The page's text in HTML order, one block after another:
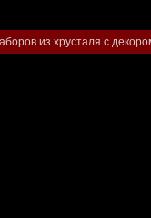
из хрусталя с